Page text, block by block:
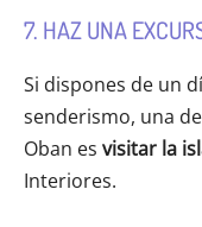
7. HAZ UNA
Si dispones de un
senderismo, una
Oban es visitar la
Interiores.